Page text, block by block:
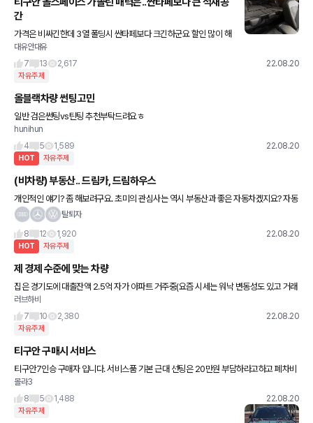
간
가격은 비싸긴한데 3열 폴딩시 싼타페보다 크긴하군요 할인 많이 해
주면 참 좋겠는데요..?
대유안대유
7
13 2,617 22.08.20
자유주제
올블랙차량 썬팅고민
일반 검은썬팅vs틴팅 추천부탁드려요ㅎ
hunihun
4
5 1,589 22.08.20
HOT 자유주제
(비차량) 부동산.. 드림카, 드림하우스
개인적인 얘기? 좀 해보려구요. 초미의 관심사는 역시 부동산과 좋은 자동차겠지요? 자동
차만큼이나 바꾸고 싶어지는게 부동산인거 같습니다. 이사한지 몇년 안되어 충분히 만족
탈퇴자
8
12 1,920 22.08.20
HOT 자유주제
제 경제 수준에 맞는 차량
집은 경기도에 대출잔액 2.5억 자가 아파트 거주중(요즘 시세는 워낙 변동성도 있고 거래
도 잘 안되서 측정불가? 이고 공시가격은 7.5억) 현금성 자산 1.3억 외벌이 세후 500정도
+ @(개
러브하비
7
10 2,380 22.08.20
자유주제
티구안 구매시 서비스
티구안7인승 구매자 입니다. 서비스품 기본 근대 선팅은 20만원 부담하라고하고 폐차비
는 30 만원 덜주어서 직접했고 인도는 인천지점 직접 오라고하고 이게 맞나요? 서비스 친
절도 최악입니다. 인천폭스
몰라3
8
5 1,488 22.08.20
자유주제